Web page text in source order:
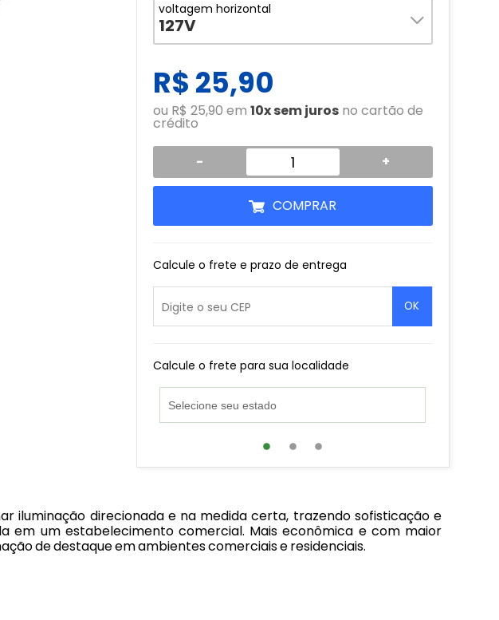
voltagem horizontal
127V
R$ 25,90
ou R$ 25,90 em 10x sem jurosno cartão de
crédito
- +
COMPRAR
Calcule o frete e prazo de entrega
OK
Calcule o frete para sua localidade
iluminação direcionada e na medida certa, trazendo sofisticação e
em um estabelecimento comercial. Mais econômica e com maior
de destaque em ambientes comerciais e residenciais.